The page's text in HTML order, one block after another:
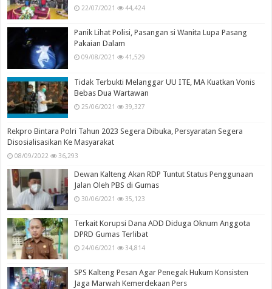
22/07/2021 44,424
Panik Lihat Polisi, Pasangan si Wanita Lupa Pasang
Pakaian Dalam
09/08/2021 41,529
Tidak Terbukti Melanggar UU ITE, MA Kuatkan Vonis
Bebas Dua Wartawan
25/06/2021 39,327
Rekpro Bintara Polri Tahun 2023 Segera Dibuka, Persyaratan Segera
Disosialisasikan Ke Masyarakat
08/09/2022 36,293
Dewan Kalteng Akan RDP Tuntut Status Penggunaan
Jalan Oleh PBS di Gumas
30/06/2021 35,123
Terkait Korupsi Dana ADD Diduga Oknum Anggota
DPRD Gumas Terlibat
24/06/2021 34,814
SPS Kalteng Pesan Agar Penegak Hukum Konsisten
Jaga Marwah Kemerdekaan Pers